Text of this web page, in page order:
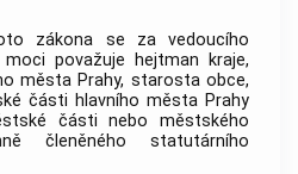
zákona se za vedoucího
považuje hejtman kraje,
města Prahy, starosta obce,
části hlavního města Prahy
části nebo městského
členěného statutárního